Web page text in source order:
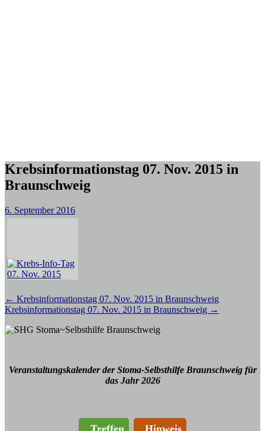
Krebsinformationstag 07. Nov. 2015 in
Braunschweig
6. September 2016
Beitragsnavigation
← Krebsinformationstag 07. Nov. 2015 in Braunschweig
Krebsinformationstag 07. Nov. 2015 in Braunschweig →
Veranstaltungskalender der Stoma-Selbsthilfe Braunschweig für
das Jahr 2026
Treffen Hinweis